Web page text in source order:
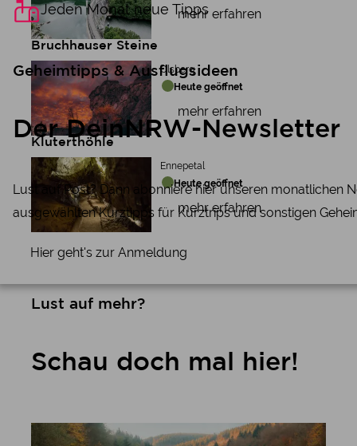
mehr erfahren
Bruchhauser Steine
Olsberg
Heute geöffnet
mehr erfahren
Kluterthöhle
Ennepetal
Heute geöffnet
mehr erfahren
Lust auf mehr?
Schau doch mal hier!
Jeden Monat neue Tipps
Geheimtipps & Ausflugsideen
Der DeinNRW-Newsletter
Lust auf Post? Dann abonniere hier unseren monatlichen
ausgewählten Kurztipps für Kurztrips und sonstigen
Hier geht's zur Anmeldung